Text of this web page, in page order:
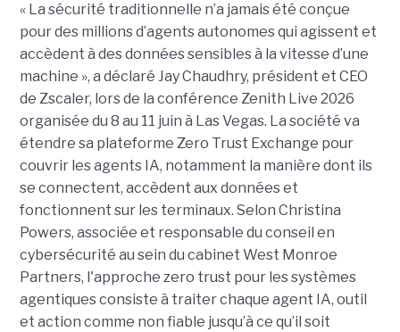
« La sécurité traditionnelle n’a jamais été conçue
pour des millions d’agents autonomes qui agissent et
accèdent à des données sensibles à la vitesse d’une
machine », a déclaré Jay Chaudhry, président et CEO
de Zscaler, lors de la conférence Zenith Live 2026
organisée du 8 au 11 juin à Las Vegas. La société va
étendre sa plateforme Zero Trust Exchange pour
couvrir les agents IA, notamment la manière dont ils
se connectent, accèdent aux données et
fonctionnent sur les terminaux. Selon Christina
Powers, associée et responsable du conseil en
cybersécurité au sein du cabinet West Monroe
Partners, l'approche zero trust pour les systèmes
agentiques consiste à traiter chaque agent IA, outil
et action comme non fiable jusqu’à ce qu’il soit